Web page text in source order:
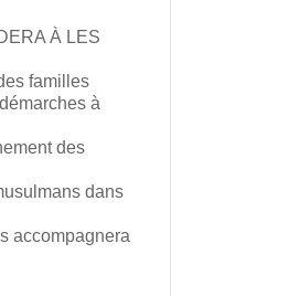
À LES
familles
à
des
dans
accompagnera